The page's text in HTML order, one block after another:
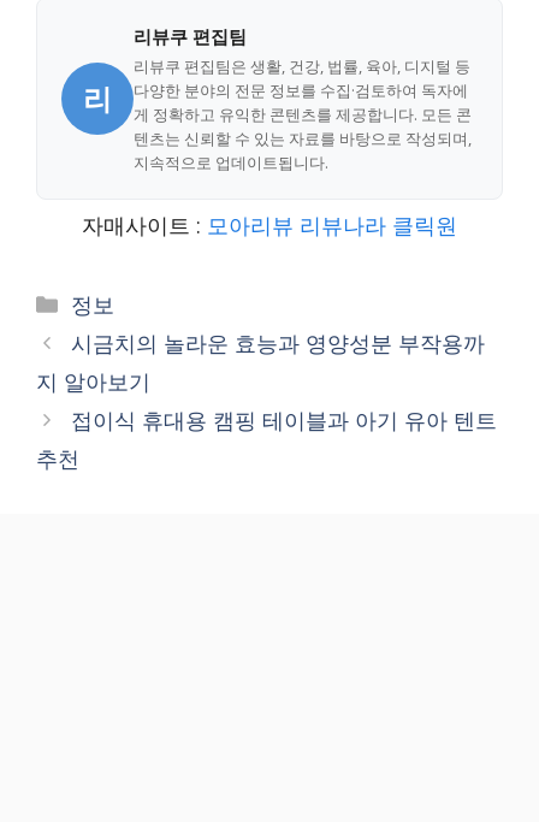
리
리뷰쿠 편집팀
리뷰쿠 편집팀은 생활, 건강, 법률, 육아, 디지털 등
다양한 분야의 전문 정보를 수집·검토하여 독자에
게 정확하고 유익한 콘텐츠를 제공합니다. 모든 콘
텐츠는 신뢰할 수 있는 자료를 바탕으로 작성되며,
지속적으로 업데이트됩니다.
자매사이트 : 모아리뷰 리뷰나라 클릭원
Categories
정보
시금치의 놀라운 효능과 영양성분 부작용까
지 알아보기
접이식 휴대용 캠핑 테이블과 아기 유아 텐트
추천